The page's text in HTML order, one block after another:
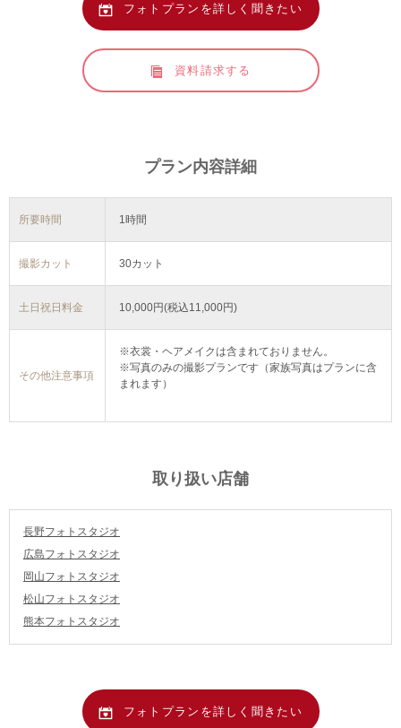
フォトプランを詳しく聞きたい
資料請求する
プラン内容詳細
所要時間 1時間
撮影カット 30カット
土日祝日料金 10,000円(税込11,000円)
その他注意事項
※衣裳・ヘアメイクは含まれておりません。
※写真のみの撮影プランです（家族写真はプランに含
まれます）
取り扱い店舗
長野フォトスタジオ
広島フォトスタジオ
岡山フォトスタジオ
松山フォトスタジオ
熊本フォトスタジオ
フォトプランを詳しく聞きたい